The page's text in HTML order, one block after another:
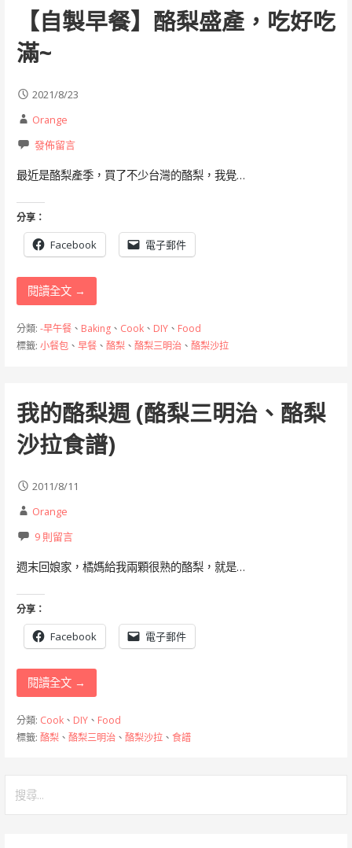
【自製早餐】酪梨盛產，吃好吃
滿~
2021/8/23
Orange
發佈留言
最近是酪梨產季，買了不少台灣的酪梨，我覺…
分享：
Facebook 電子郵件
閱讀全文 →
分類: -早午餐、 Baking、 Cook、 DIY、 Food
標籤: 小餐包、 早餐、 酪梨、 酪梨三明治、 酪梨沙拉
我的酪梨週 (酪梨三明治、酪梨
沙拉食譜)
2011/8/11
Orange
9 則留言
週末回娘家，橘媽給我兩顆很熟的酪梨，就是…
分享：
Facebook 電子郵件
閱讀全文 →
分類: Cook、 DIY、 Food
標籤: 酪梨、 酪梨三明治、 酪梨沙拉、 食譜